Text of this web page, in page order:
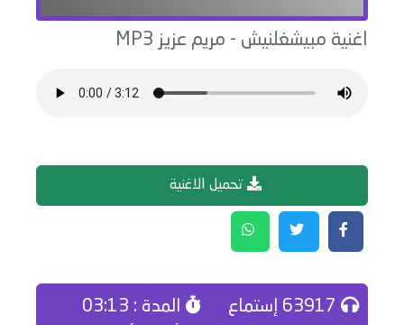
اغنية مبيشغلنيش - مريم عزيز
تحميل الاغنية
المدة : 03:13